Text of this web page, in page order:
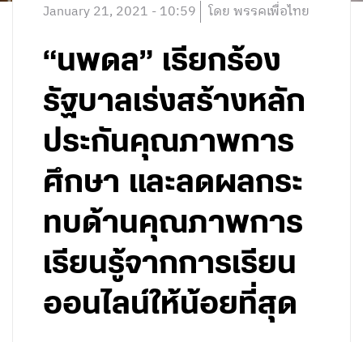
January 21, 2021 - 10:59 โดย พรรคเพื่อไทย
“นพดล” เรียกร้อง
รัฐบาลเร่งสร้างหลัก
ประกันคุณภาพการ
ศึกษา และลดผลกระ
ทบด้านคุณภาพการ
เรียนรู้จากการเรียน
ออนไลน์ให้น้อยที่สุด